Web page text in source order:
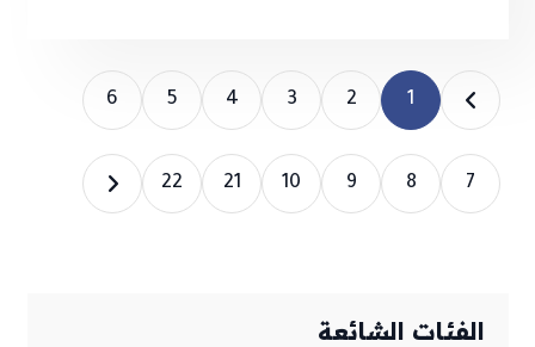
1
2
3
4
5
6
7
8
9
10
21
22
الفئات الشائعة